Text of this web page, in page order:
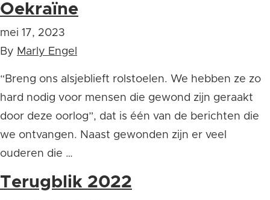
Oekraïne
mei 17, 2023
By Marly Engel
“Breng ons alsjeblieft rolstoelen. We hebben ze zo
hard nodig voor mensen die gewond zijn geraakt
door deze oorlog”, dat is één van de berichten die
we ontvangen. Naast gewonden zijn er veel
ouderen die …
Terugblik 2022